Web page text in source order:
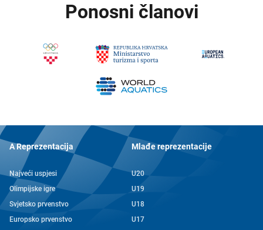
Ponosni članovi
A Reprezentacija
Najveći uspjesi
Olimpijske igre
Svjetsko prvenstvo
Europsko prvenstvo
Mlađe reprezentacije
U20
U19
U18
U17